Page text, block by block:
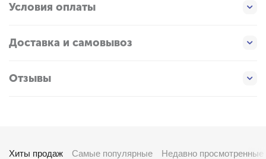
Условия оплаты
Доставка и самовывоз
Отзывы
Хиты продаж Самые популярные Недавно просмотренные